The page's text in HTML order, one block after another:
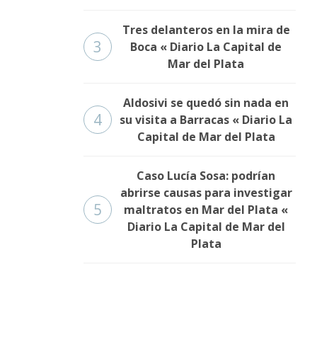
3
Tres delanteros en la mira de
Boca « Diario La Capital de
Mar del Plata
4
Aldosivi se quedó sin nada en
su visita a Barracas « Diario La
Capital de Mar del Plata
5
Caso Lucía Sosa: podrían
abrirse causas para investigar
maltratos en Mar del Plata «
Diario La Capital de Mar del
Plata